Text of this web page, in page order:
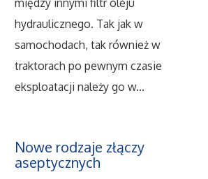
Salony, Komisy
Materiały Promocyjne
Agencje Reklamowe
Ćwiczenia
między innymi filtr oleju
hydraulicznego. Tak jak w
samochodach, tak również w
traktorach po pewnym czasie
eksploatacji należy go w...
Nowe rodzaje złączy
aseptycznych